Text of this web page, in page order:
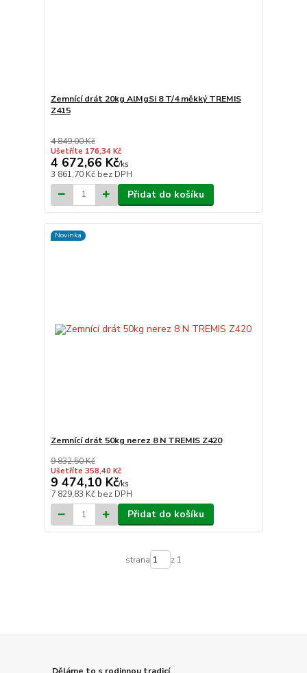
Zemnící drát 20kg AlMgSi 8 T/4 měkký TREMIS
Z415
4 849,00 Kč
Ušetříte 176,34 Kč
4 672,66 Kč/ks
3 861,70 Kč bez DPH
Přidat do košíku
Novinka
Zemnící drát 50kg nerez 8 N TREMIS Z420
9 832,50 Kč
Ušetříte 358,40 Kč
9 474,10 Kč/ks
7 829,83 Kč bez DPH
Přidat do košíku
strana z 1